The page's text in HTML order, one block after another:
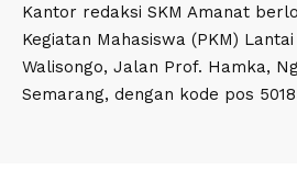
Kantor redaksi SKM Amanat
Kegiatan Mahasiswa (PKM)
Walisongo, Jalan Prof. Hamka,
Semarang, dengan kode pos